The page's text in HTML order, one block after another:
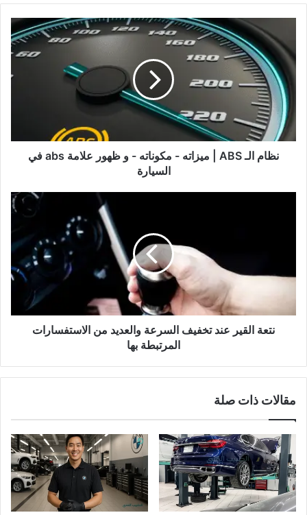
ABS
|
ميزاته
مكوناته
و
ظهور
نظام الـ ABS | ميزاته - مكوناته - و ظهور علامة abs في
السيارة
المرتبطة
نتعة القير عند تخفيف السرعة والعديد من الاستفسارات
المرتبطة بها
مقالات ذات صلة